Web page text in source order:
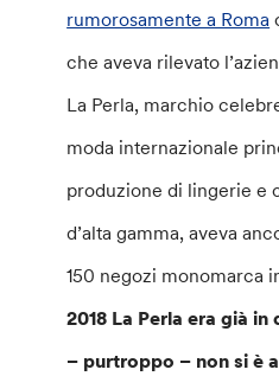
rumorosamente a Roma
che aveva rilevato
La Perla, marchio
moda internazionale
produzione di lingerie e
d’alta gamma, aveva
150 negozi monomarca
2018 La Perla era già
– purtroppo – non si è